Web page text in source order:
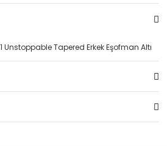
Tapered Erkek Eşofman Altı